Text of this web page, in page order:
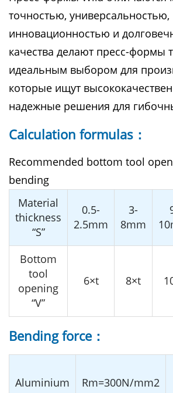
точностью, универсальностью,
инновационностью и
качества делают пресс-формы
идеальным выбором для
которые ищут
надежные решения для
Calculation formulas：
Recommended bottom tool
bending
Material
thickness
“S”
0.5-
2.5mm
3-
8mm
Bottom
tool
opening
“V”
6×t 8×t
Bending force：
Aluminium Rm=300N/mm2